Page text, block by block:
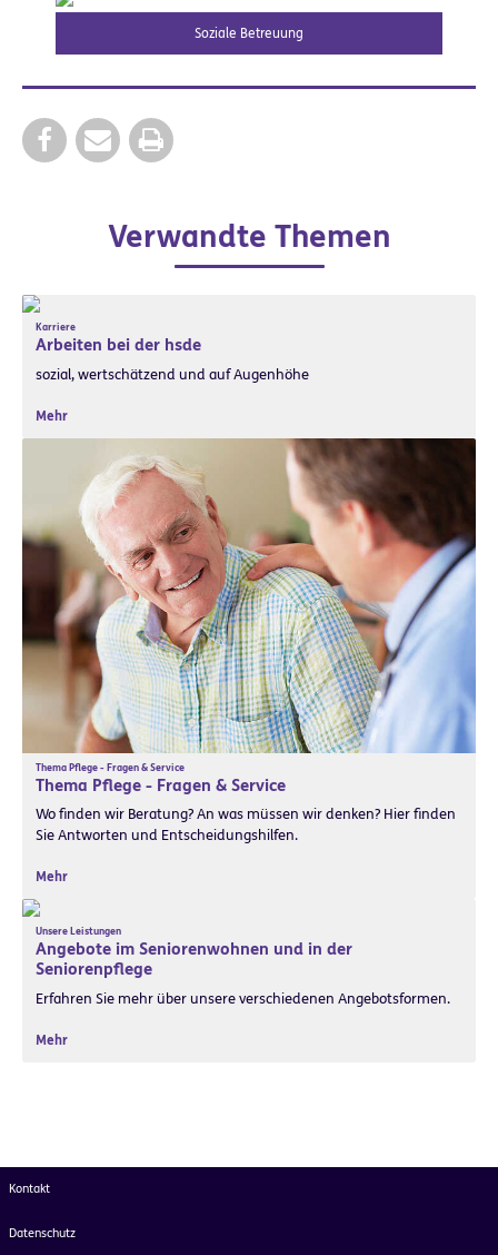
Soziale Betreuung
Verwandte Themen
Karriere
Arbeiten bei der hsde
sozial, wertschätzend und auf Augenhöhe
Mehr
Thema Pflege - Fragen & Service
Thema Pflege - Fragen & Service
Wo finden wir Beratung? An was müssen wir denken? Hier finden
Sie Antworten und Entscheidungshilfen.
Mehr
Unsere Leistungen
Angebote im Seniorenwohnen und in der
Seniorenpflege
Erfahren Sie mehr über unsere verschiedenen Angebotsformen.
Mehr
Kontakt
Datenschutz